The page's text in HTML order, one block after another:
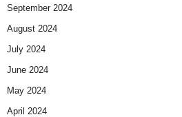
September 2024
August 2024
July 2024
June 2024
May 2024
April 2024